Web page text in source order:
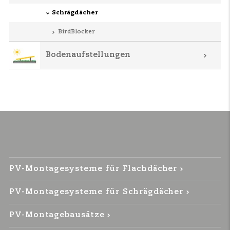
Schrägdächer
BirdBlocker
Bodenaufstellungen
PV-Montagesysteme für Flachdächer
PV-Montagesysteme für Schrägdächer
PV-Montagebausätze